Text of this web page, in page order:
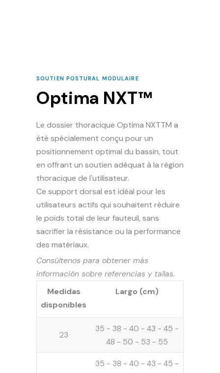
SOUTIEN POSTURAL MODULAIRE
Optima NXT™
Le dossier thoracique Optima NXTTM a
été spécialement conçu pour un
positionnement optimal du bassin, tout
en offrant un soutien adéquat à la région
thoracique de l'utilisateur.
Ce support dorsal est idéal pour les
utilisateurs actifs qui souhaitent réduire
le poids total de leur fauteuil, sans
sacrifier la résistance ou la performance
des matériaux.
Consúltenos para obtener más
información sobre referencias y tallas.
Medidas
disponibles
Largo (cm)
23
35 - 38 - 40 - 43 - 45 -
48 - 50 - 53 - 55
35 - 38 - 40 - 43 - 45 -